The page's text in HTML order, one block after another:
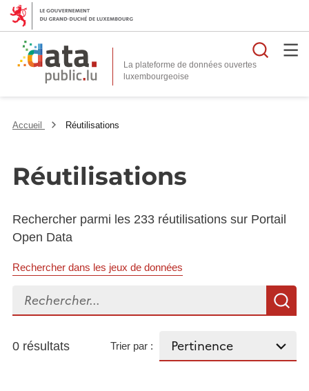
La plateforme de données ouvertes
Accueil Réutilisations
Réutilisations
Rechercher parmi les 233 réutilisations sur Portail
Open Data
Rechercher dans les jeux de données
Rechercher...
0 résultats Trier par :